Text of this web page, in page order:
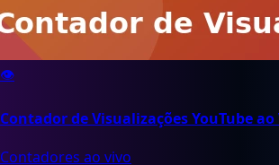
👁️
Contador de Visualizações YouTube ao
Contadores ao vivo